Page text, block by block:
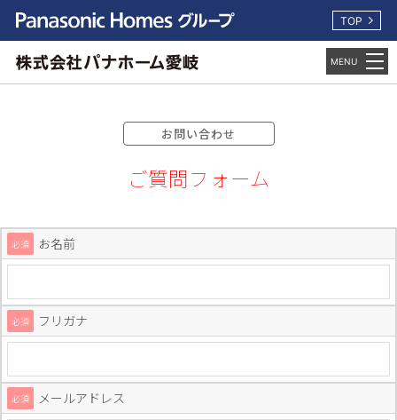
TOP
お問い合わせ
ご質問フォーム
必須 お名前
必須 フリガナ
必須 メールアドレス